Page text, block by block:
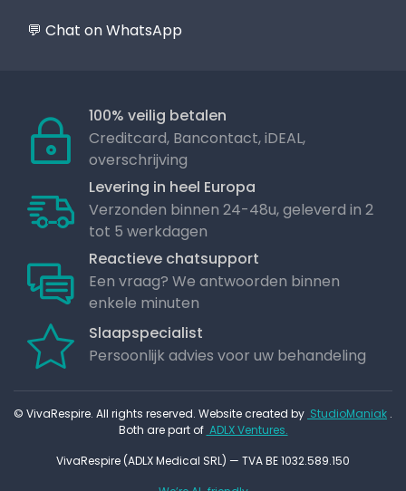
💬 Chat on WhatsApp
100% veilig betalen
Creditcard, Bancontact, iDEAL,
overschrijving
Levering in heel Europa
Verzonden binnen 24-48u, geleverd in 2
tot 5 werkdagen
Reactieve chatsupport
Een vraag? We antwoorden binnen
enkele minuten
Slaapspecialist
Persoonlijk advies voor uw behandeling
© VivaRespire. All rights reserved. Website created by StudioManiak .
Both are part of ADLX Ventures.
VivaRespire (ADLX Medical SRL) — TVA BE 1032.589.150